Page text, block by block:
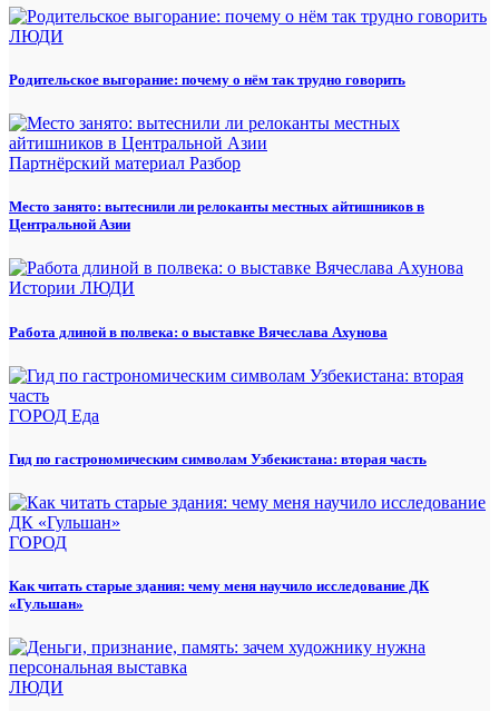
ЛЮДИ
Родительское выгорание: почему о нём так трудно говорить
Партнёрский материал Разбор
Место занято: вытеснили ли релоканты местных айтишников в
Центральной Азии
Истории ЛЮДИ
Работа длиной в полвека: о выставке Вячеслава Ахунова
ГОРОД Еда
Гид по гастрономическим символам Узбекистана: вторая часть
ГОРОД
Как читать старые здания: чему меня научило исследование ДК
«Гульшан»
ЛЮДИ